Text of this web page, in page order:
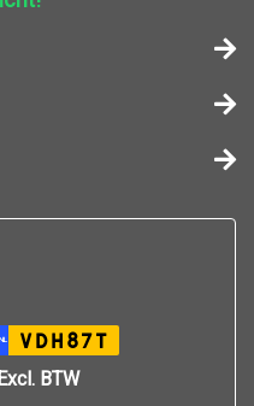
NL VDH87T
Excl. BTW